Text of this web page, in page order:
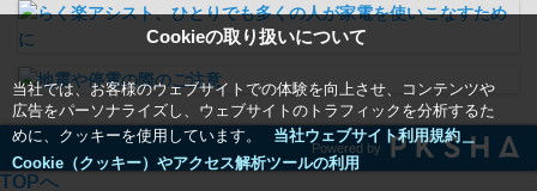
Cookieの取り扱いについて
当社では、お客様のウェブサイトでの体験を向上させ、コンテンツや
広告をパーソナライズし、ウェブサイトのトラフィックを分析するた
めに、クッキーを使用しています。
当社ウェブサイト利用規約＿
Cookie（クッキー）やアクセス解析ツールの利用
Powered by
TOPへ